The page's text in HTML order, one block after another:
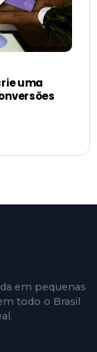
uma
em pequenas
todo o Brasil